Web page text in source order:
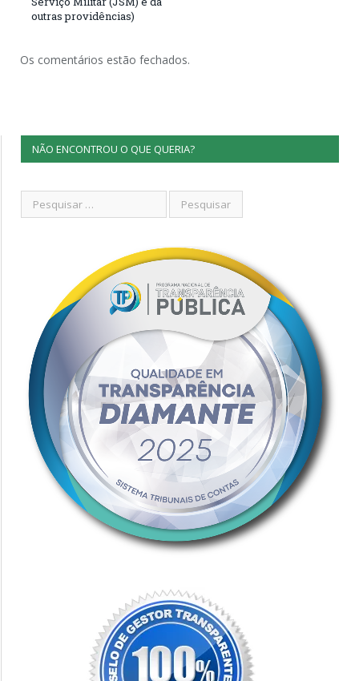
outras providências)
Os comentários estão fechados.
NÃO ENCONTROU O QUE QUERIA?